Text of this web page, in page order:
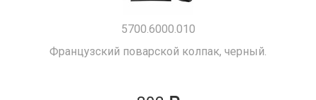
5700.6000.010
Французский поварской колпак, черный.